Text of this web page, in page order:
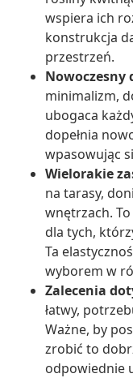
wspiera ich
konstrukcja
przestrzeń.
Nowoczesny
minimalizm,
ubogaca
dopełnia
wpasowując
Wielorakie
na tarasy,
wnętrzach.
dla tych,
Ta
wyborem w
Zalecenia
łatwy,
Ważne, by
zrobić to
odpowiednie